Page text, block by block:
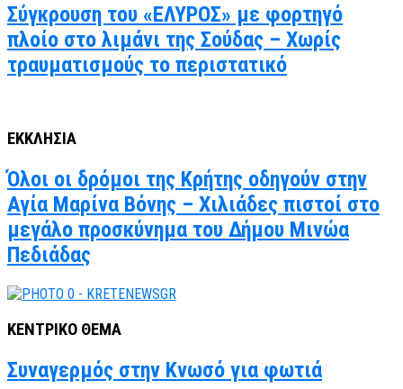
Σύγκρουση του «ΕΛΥΡΟΣ» με φορτηγό
πλοίο στο λιμάνι της Σούδας – Χωρίς
τραυματισμούς το περιστατικό
ΕΚΚΛΗΣΙΑ
Όλοι οι δρόμοι της Κρήτης οδηγούν στην
Αγία Μαρίνα Βόνης – Χιλιάδες πιστοί στο
μεγάλο προσκύνημα του Δήμου Μινώα
Πεδιάδας
ΚΕΝΤΡΙΚΟ ΘΕΜΑ
Συναγερμός στην Κνωσό για φωτιά